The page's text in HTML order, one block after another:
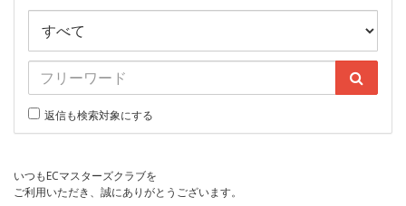
返信も検索対象にする
いつもECマスターズクラブを
ご利用いただき、誠にありがとうございます。